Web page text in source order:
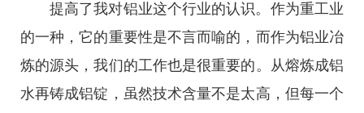
提高了我对铝业这个行业的认识。作为重工业
的一种，它的重要性是不言而喻的，而作为铝业冶
炼的源头，我们的工作也是很重要的。从熔炼成铝
水再铸成铝锭，虽然技术含量不是太高，但每一个